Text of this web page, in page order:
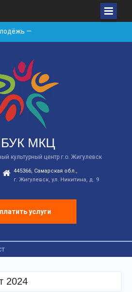
новый
в КДЦ!
—
Жигулёвска!
МКЦ
культурный центр г.о. Жигулевск
445366, Самарская обл.,
г. Жигулевск, ул. Никитина, д. 9
услуги
2024